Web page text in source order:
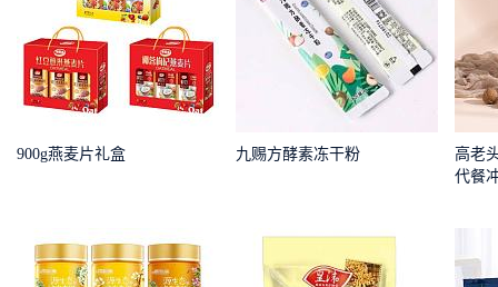
900g燕麦片礼盒 九赐方酵素冻干粉
高老
代餐